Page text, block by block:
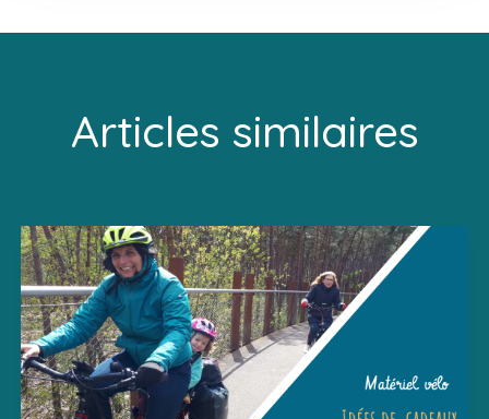
Articles similaires